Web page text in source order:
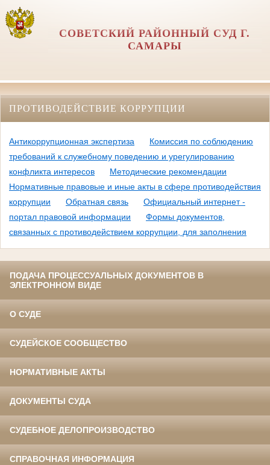
СОВЕТСКИЙ РАЙОННЫЙ СУД Г.
САМАРЫ
ПРОТИВОДЕЙСТВИЕ КОРРУПЦИИ
Антикоррупционная экспертиза
Комиссия по соблюдению
требований к служебному поведению и урегулированию
конфликта интересов
Методические рекомендации
Нормативные правовые и иные акты в сфере противодействия
коррупции
Обратная связь
Официальный интернет -
портал правовой информации
Формы документов,
связанных с противодействием коррупции, для заполнения
ПОДАЧА ПРОЦЕССУАЛЬНЫХ ДОКУМЕНТОВ В
ЭЛЕКТРОННОМ ВИДЕ
О СУДЕ
СУДЕЙСКОЕ СООБЩЕСТВО
НОРМАТИВНЫЕ АКТЫ
ДОКУМЕНТЫ СУДА
СУДЕБНОЕ ДЕЛОПРОИЗВОДСТВО
СПРАВОЧНАЯ ИНФОРМАЦИЯ